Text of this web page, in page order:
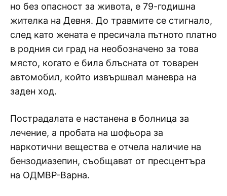
но без опасност за живота, е 79-годишна
жителка на Девня. До травмите се стигнало,
след като жената е пресичала пътното платно
в родния си град на необозначено за това
място, когато е била блъсната от товарен
автомобил, който извършвал маневра на
заден ход.
Пострадалата е настанена в болница за
лечение, а пробата на шофьора за
наркотични вещества е отчела наличие на
бензодиазепин, съобщават от пресцентъра
на ОДМВР-Варна.